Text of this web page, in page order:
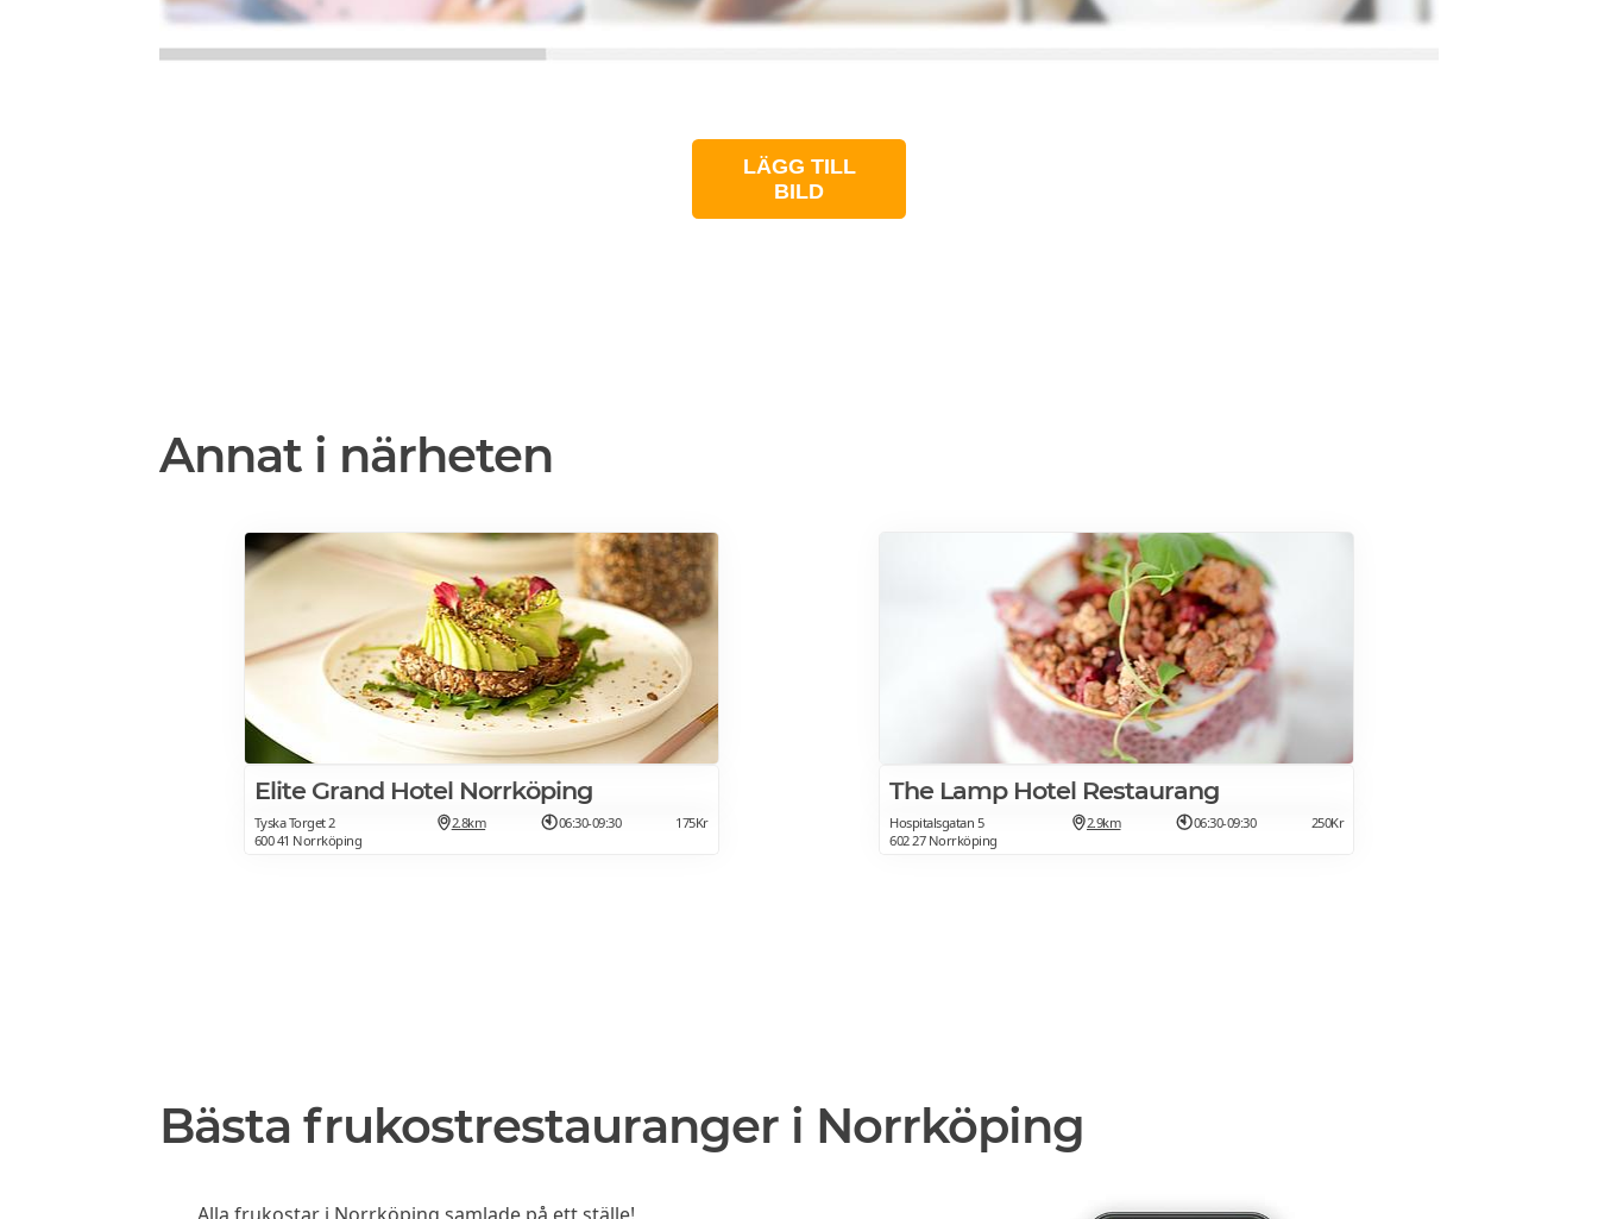
LÄGG TILL
BILD
Annat i närheten
Elite Grand Hotel Norrköping
Tyska Torget 2
600 41 Norrköping
2.8km 06:30-09:30 175Kr
The Lamp Hotel Restaurang
Hospitalsgatan 5
602 27 Norrköping
2.9km 06:30-09:30 250Kr
Bästa frukostrestauranger i Norrköping